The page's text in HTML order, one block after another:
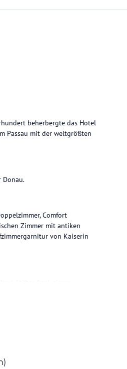
beherbergte das Hotel
Passau mit der weltgrößten
Donau.
Comfort
Zimmer mit antiken
von Kaiserin